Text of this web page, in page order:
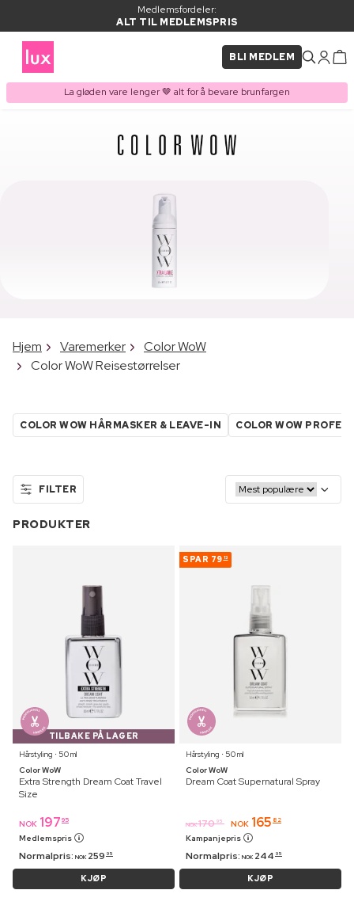
Medlemsfordeler:
ALT TIL MEDLEMSPRIS
BLI MEDLEM
La gløden vare lenger 🤎 alt for å bevare brunfargen
Hjem Varemerker
Color WoW
Color WoW Reisestørrelser
COLOR WOW HÅRMASKER & LEAVE-IN COLOR WOW
FILTER
PRODUKTER
TILBAKE PÅ LAGER
Hårstyling ⋅ 50 ml
Color WoW
Extra Strength Dream Coat Travel
Size
NOK 197 95
Medlemspris
Normalpris: NOK 259 95
KJØP
SPAR 79 13
Hårstyling ⋅ 50 ml
Color WoW
Dream Coat Supernatural Spray
NOK 170 95 NOK 165 82
Kampanjepris
Normalpris: NOK 244 95
KJØP